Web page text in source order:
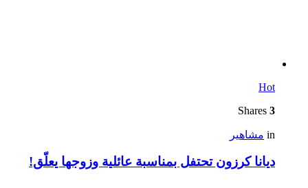
Hot
3
in مشاهير
ديانا كرزون تحتفل بمناسبة عائلية وزوجها يعلّق!